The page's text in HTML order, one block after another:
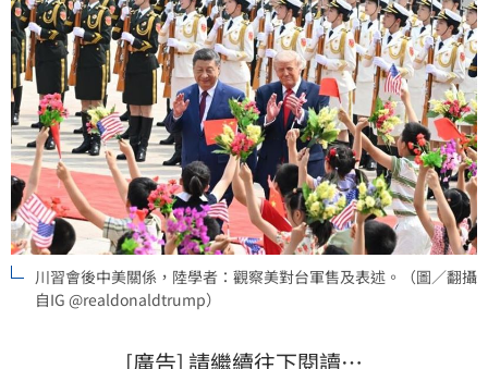
川習會後中美關係，陸學者：觀察美對台軍售及表述。（圖／翻攝
自IG @realdonaldtrump）
[廣告] 請繼續往下閱讀…